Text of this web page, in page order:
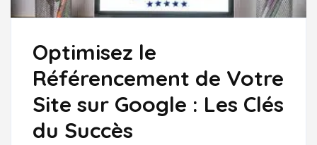
Optimisez le
Référencement de Votre
Site sur Google : Les Clés
du Succès